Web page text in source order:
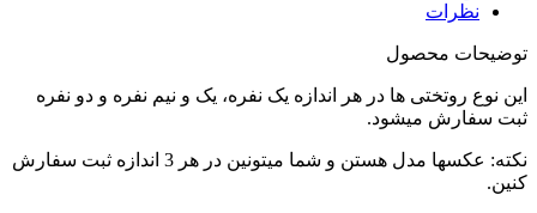
نظرات
توضیحات محصول
این نوع روتختی ها در هر اندازه یک نفره، یک و نیم نفره و دو نفره
ثبت سفارش میشود.
نکته: عکسها مدل هستن و شما میتونین در هر 3 اندازه ثبت سفارش
کنین.